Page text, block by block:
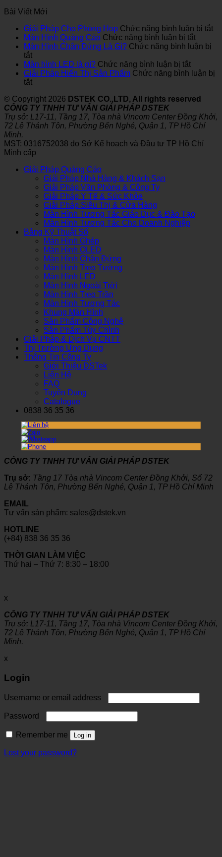
Bài Viết Mới
Giải Pháp Cho Phòng Họp Chức năng bình luận bị tắtở
Màn Hình Quảng Cáo Chức năng bình luận bị tắtở
Màn
Cáo
Màn Hình Chân Đứng Là Gì? Chức năng bình luận bị
tắtở
Màn
Hình
Chân
Là
Gì?
Màn hình LED là gì? Chức năng bình luận bị tắtở
Màn
là
Giải Pháp Hiển Thị Sản Phẩm Chức năng bình luận bị
tắtở
Pháp
Hiển
Thị
Sản
© Copyright 2026 DSTEK CO.,LTD, All rights reserved
CÔNG TY TNHH TƯ VẤN GIẢI PHÁP DSTEK
Trụ sở: L17-11, Tầng 17, Tòa nhà Vincom Center Đồng Khởi,
72 Lê Thánh Tôn, Phường Bến Nghé, Quận 1, TP Hồ Chí
Minh.
MST: 0316752038 do Sở Kế hoạch và Đầu tư TP Hồ Chí
Minh cấp
Giải Pháp Quảng Cáo
Giải Pháp Nhà Hàng & Khách Sạn
Giải Pháp Văn Phòng & Công Ty
Giải Pháp Y Tế & Sức Khỏe
Giải Pháp Siêu Thị & Cửa Hàng
Màn Hình Tương Tác Giáo Dục & Đào Tạo
Màn Hình Tương Tác Cho Doanh Nghiệp
Bảng Kỹ Thuật Số
Màn Hình Ghép
Màn Hình OLED
Màn Hình Chân Đứng
Màn Hình Treo Tường
Màn Hình LED
Màn Hình Ngoài Trời
Màn Hình Treo Trần
Màn Hình Tương Tác
Khung Màn Hình
Sản Phẩm Công Nghệ
Sản Phẩm Tùy Chỉnh
Giải Pháp & Dịch Vụ CNTT
Thị Trường Ứng Dụng
Thông Tin Công Ty
Giới Thiệu DSTek
Liên Hệ
FAQ
Tuyển Dụng
Catalogue
0838 36 35 36
CÔNG TY TNHH TƯ VẤN GIẢI PHÁP DSTEK
Trụ sở: Tầng 17 Tòa nhà Vincom Center Đồng Khởi, Số 72
Lê Thánh Tôn, Phường Bến Nghé, Quận 1, TP Hồ Chí Minh
EMAIL
Tư vấn sản phẩm: sales@dstek.vn
HOTLINE
(+84) 838 36 35 36
THỜI GIAN LÀM VIỆC
Thứ hai – Thứ 7: 8:30 – 18:00
x
CÔNG TY TNHH TƯ VẤN GIẢI PHÁP DSTEK
Trụ sở: L17-11, Tầng 17, Tòa nhà Vincom Center Đồng Khởi,
72 Lê Thánh Tôn, Phường Bến Nghé, Quận 1, TP Hồ Chí
Minh.
x
Login
Username or email address
Password
Remember me Log in
Lost your password?